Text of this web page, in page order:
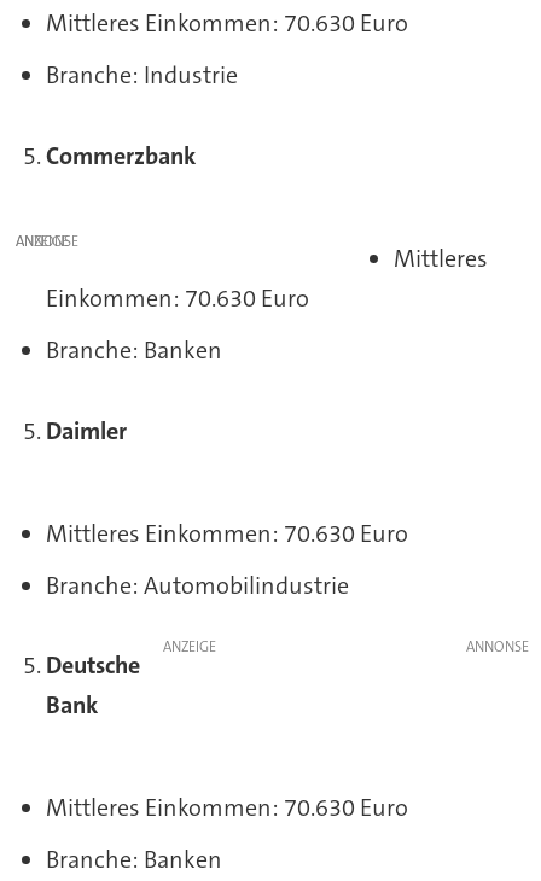
Mittleres Einkommen: 70.630 Euro
Branche: Industrie
Commerzbank
ANZEIGE
Mittleres
Einkommen: 70.630 Euro
Branche: Banken
Daimler
Mittleres Einkommen: 70.630 Euro
Branche: Automobilindustrie
ANZEIGE
Deutsche
Bank
Mittleres Einkommen: 70.630 Euro
Branche: Banken